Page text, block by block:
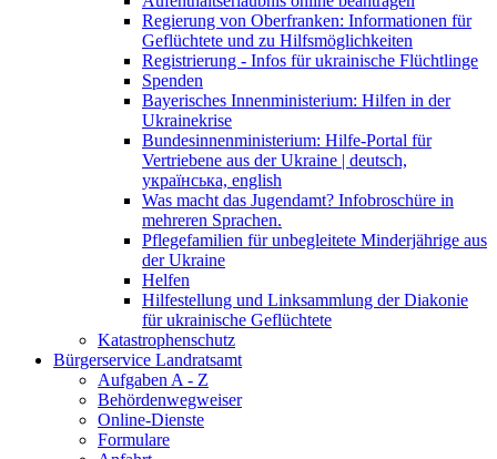
Regierung von Oberfranken: Informationen für
Geflüchtete und zu Hilfsmöglichkeiten
Registrierung - Infos für ukrainische Flüchtlinge
Spenden
Bayerisches Innenministerium: Hilfen in der
Ukrainekrise
Bundesinnenministerium: Hilfe-Portal für
Vertriebene aus der Ukraine | deutsch,
українська, english
Was macht das Jugendamt? Infobroschüre in
mehreren Sprachen.
Pflegefamilien für unbegleitete Minderjährige aus
der Ukraine
Helfen
Hilfestellung und Linksammlung der Diakonie
für ukrainische Geflüchtete
Katastrophenschutz
Bürgerservice Landratsamt
Aufgaben A - Z
Behördenwegweiser
Online-Dienste
Formulare